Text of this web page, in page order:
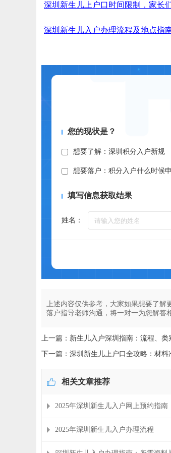
深圳新生儿上户口时间限制，家长
深圳新生儿入户办理流程及地点指
您的现状是？
想要了解：深圳积分入户新规
想要落户：积分入户什么时候
填写信息获取结果
姓名：
上述内容仅供参考，大家如果想要了解
落户指导老师沟通，将一对一为您解答
上一篇：新生儿入户深圳指南：流程、类
下一篇：深圳新生儿上户口全攻略：材料
相关文章推荐
2025年深圳新生儿入户网上预约指南
2025年深圳新生儿入户办理流程